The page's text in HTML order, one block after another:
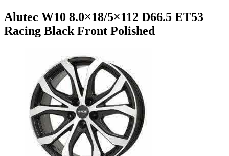
Alutec W10 8.0×18/5×112 D66.5 ET53
Racing Black Front Polished